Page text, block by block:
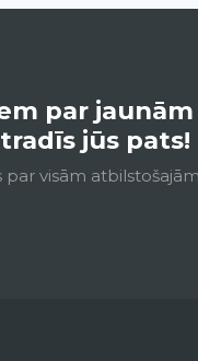
par jaunām
jūs pats!
visām atbilstošajām